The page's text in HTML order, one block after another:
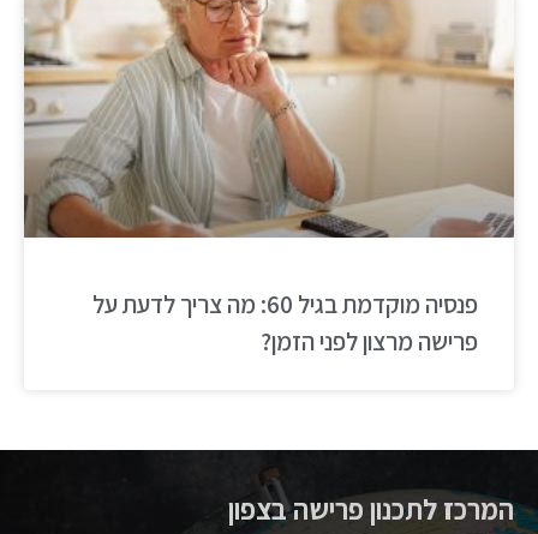
פנסיה מוקדמת בגיל 60: מה צריך לדעת על
פרישה מרצון לפני הזמן?
המרכז לתכנון פרישה בצפון